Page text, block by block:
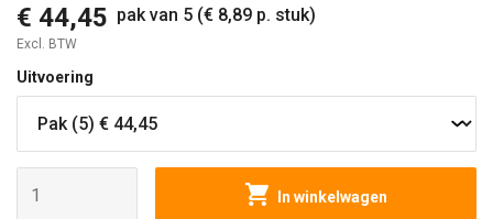
€ 44,45 pak van 5 (€ 8,89 p. stuk)
Excl. BTW
Uitvoering
In winkelwagen